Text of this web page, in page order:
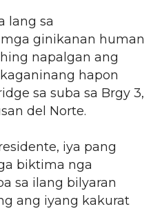
lang sa
ginikanan human
napalgan ang
hapon
sa suba sa Brgy 3,
del Norte.
iya pang
biktima nga
sa ilang bilyaran
ang iyang kakurat